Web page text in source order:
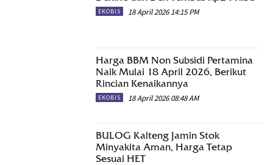
EKOBIS 18 April 2026 14:15 PM
Harga BBM Non Subsidi Pertamina
Naik Mulai 18 April 2026, Berikut
Rincian Kenaikannya
EKOBIS 18 April 2026 08:48 AM
BULOG Kalteng Jamin Stok
Minyakita Aman, Harga Tetap
Sesuai HET